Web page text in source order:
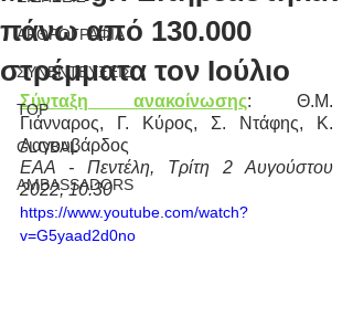
ΑΡΘΡΟΓΡΑΦΙΑ
ΣΥΝΕΝΤΕΥΞΕΙΣ
TOP
GLOBAL
AMBASSADORS
πάνω από 130.000
στρέμματα τον Ιούλιο
Σύνταξη ανακοίνωσης: Θ.Μ.
Γιάνναρος, Γ. Κύρος, Σ. Ντάφης, Κ.
Λαγουβάρδος
ΕΑΑ - Πεντέλη, Τρίτη 2 Αυγούστου
2022, 10:30
https://www.youtube.com/watch?
v=G5yaad2d0no